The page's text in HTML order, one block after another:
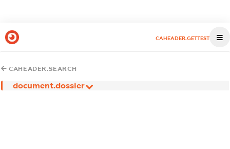
CAHEADER.GETTEST
CAHEADER.SEARCH
document.dossier